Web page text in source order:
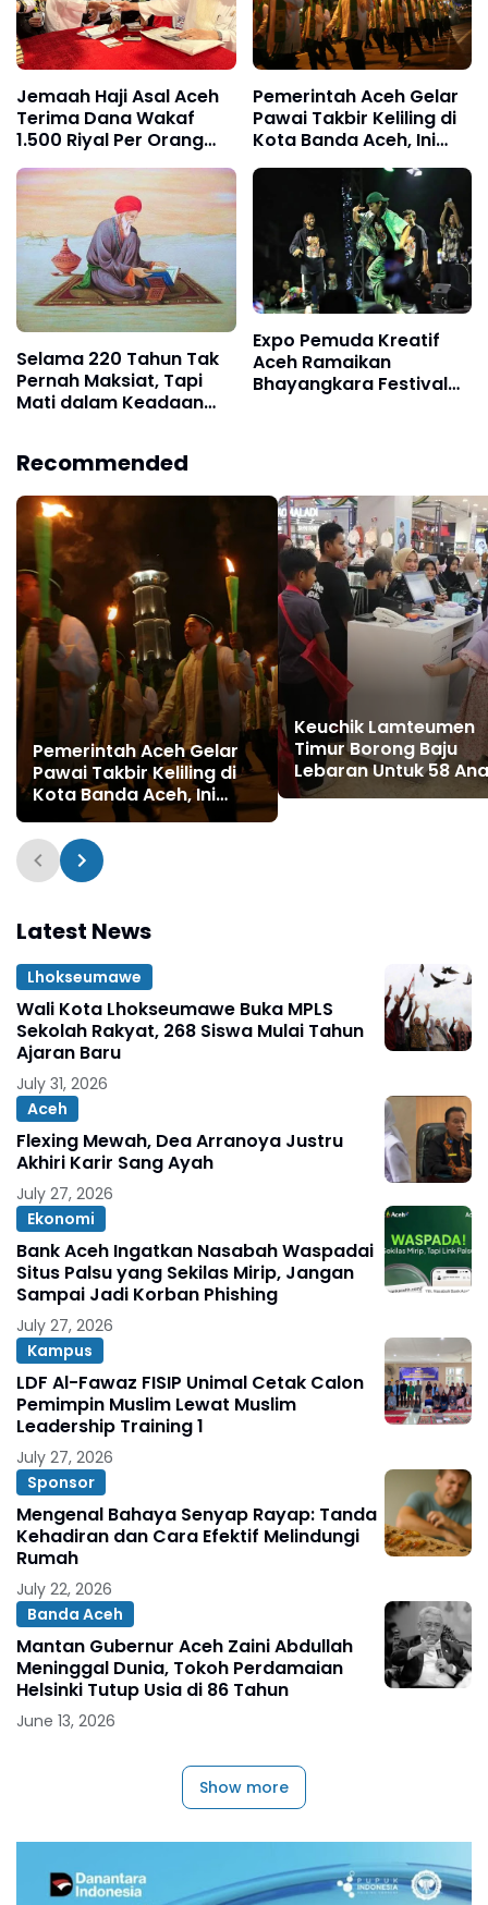
Jemaah Haji Asal Aceh
Terima Dana Wakaf
1.500 Riyal Per Orang
dari Baitul Asyi
Pemerintah Aceh Gelar
Pawai Takbir Keliling di
Kota Banda Aceh, Ini
Rutenya
Selama 220 Tahun Tak
Pernah Maksiat, Tapi
Mati dalam Keadaan
Expo Pemuda Kreatif
Aceh Ramaikan
Bhayangkara Festival
Recommended
Pemerintah Aceh Gelar
Pawai Takbir Keliling di
Kota Banda Aceh, Ini
Rutenya
Keuchik Lamteumen
Timur Borong Baju
Lebaran Untuk 58
Yatim
Latest News
Lhokseumawe
Wali Kota Lhokseumawe Buka MPLS
Sekolah Rakyat, 268 Siswa Mulai Tahun
Ajaran Baru
July 31, 2026
Aceh
Flexing Mewah, Dea Arranoya Justru
Akhiri Karir Sang Ayah
July 27, 2026
Ekonomi
Bank Aceh Ingatkan Nasabah Waspadai
Situs Palsu yang Sekilas Mirip, Jangan
Sampai Jadi Korban Phishing
July 27, 2026
Kampus
LDF Al-Fawaz FISIP Unimal Cetak Calon
Pemimpin Muslim Lewat Muslim
Leadership Training 1
July 27, 2026
Sponsor
Mengenal Bahaya Senyap Rayap: Tanda
Kehadiran dan Cara Efektif Melindungi
Rumah
July 22, 2026
Banda Aceh
Mantan Gubernur Aceh Zaini Abdullah
Meninggal Dunia, Tokoh Perdamaian
Helsinki Tutup Usia di 86 Tahun
June 13, 2026
Show more